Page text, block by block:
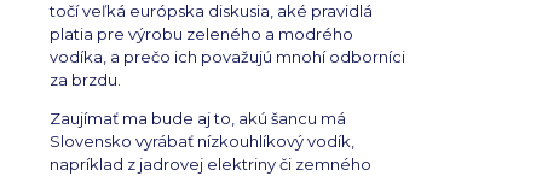
točí veľká európska diskusia, aké pravidlá
platia pre výrobu zeleného a modrého
vodíka, a prečo ich považujú mnohí odborníci
za brzdu.
Zaujímať ma bude aj to, akú šancu má
Slovensko vyrábať nízkouhlíkový vodík,
napríklad z jadrovej elektriny či zemného